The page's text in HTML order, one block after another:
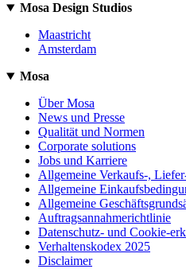
Mosa Design Studios
Maastricht
Amsterdam
Mosa
Über Mosa
News und Presse
Qualität und Normen
Corporate solutions
Jobs und Karriere
Allgemeine Verkaufs-,
Allgemeine
Allgemeine
Auftragsannahmerichtlinie
Datenschutz- und Cookie-
Verhaltenskodex 2025
Disclaimer